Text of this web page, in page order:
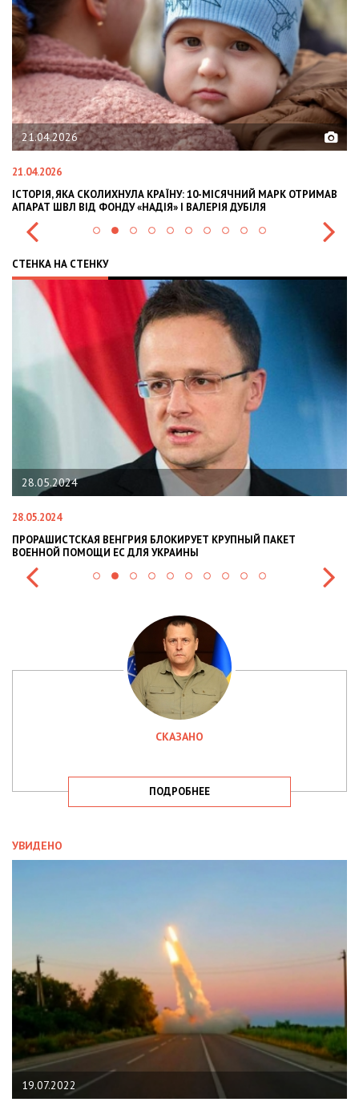
21.04.2026
21.04.2026
ІСТОРІЯ, ЯКА СКОЛИХНУЛА КРАЇНУ: 10-МІСЯЧНИЙ МАРК ОТРИМАВ
АПАРАТ ШВЛ ВІД ФОНДУ «НАДІЯ» І ВАЛЕРІЯ ДУБІЛЯ
СТЕНКА НА СТЕНКУ
28.05.2024
28.05.2024
ПРОРАШИСТСКАЯ ВЕНГРИЯ БЛОКИРУЕТ КРУПНЫЙ ПАКЕТ
ВОЕННОЙ ПОМОЩИ ЕС ДЛЯ УКРАИНЫ
СКАЗАНО
ПОДРОБНЕЕ
УВИДЕНО
19.07.2022